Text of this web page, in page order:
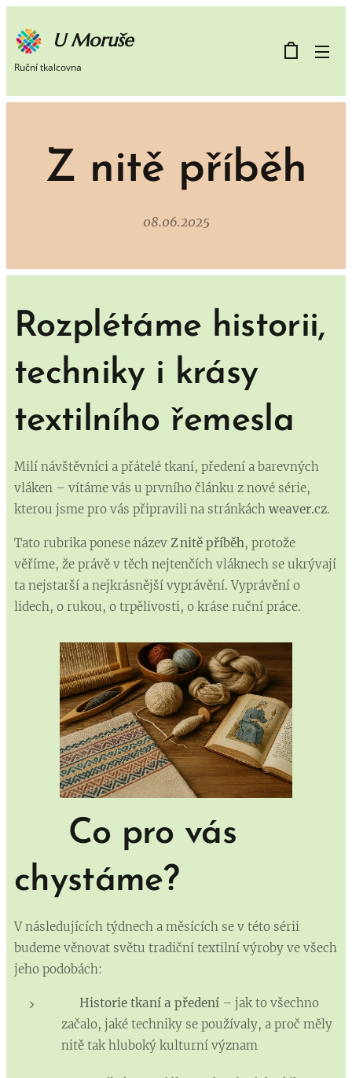
U Moruše
Ruční tkalcovna
Z nitě příběh
08.06.2025
Rozplétáme historii,
techniky i krásy
textilního řemesla
Milí návštěvníci a přátelé tkaní, předení a barevných
vláken – vítáme vás u prvního článku z nové série,
kterou jsme pro vás připravili na stránkách weaver.cz.
Tato rubrika ponese název Z nitě příběh, protože
věříme, že právě v těch nejtenčích vláknech se ukrývají
ta nejstarší a nejkrásnější vyprávění. Vyprávění o
lidech, o rukou, o trpělivosti, o kráse ruční práce.
Co pro vás
chystáme?
V následujících týdnech a měsících se v této sérii
budeme věnovat světu tradiční textilní výroby ve všech
jeho podobách:
Historie tkaní a předení – jak to všechno
začalo, jaké techniky se používaly, a proč měly
nitě tak hluboký kulturní význam